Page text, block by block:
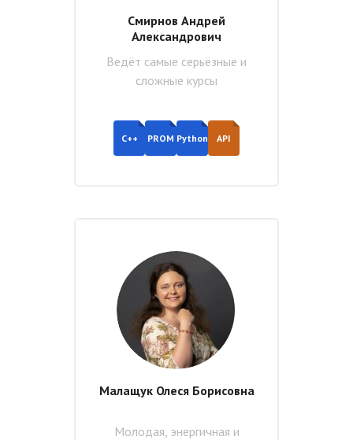
Смирнов Андрей
Александрович
Ведёт самые серьёзные и
сложные курсы
C++ PROM Python API
Малащук Олеся Борисовна
Молодая, энергичная и